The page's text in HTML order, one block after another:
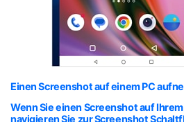
Einen Screenshot auf einem PC
Wenn Sie einen Screenshot auf
navigieren Sie zur Screenshot